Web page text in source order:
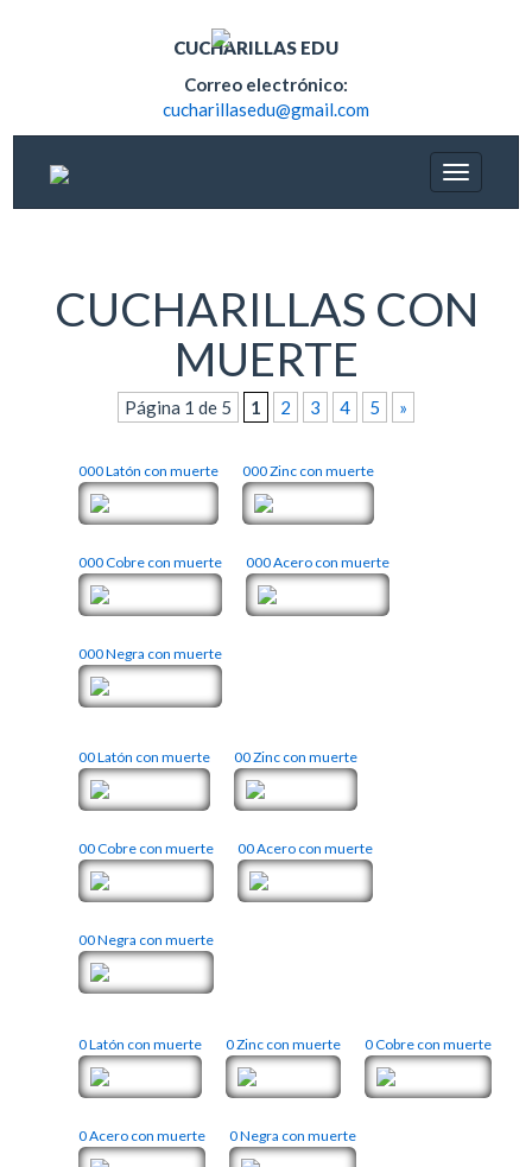
CUCHARILLAS EDU
Correo electrónico:
cucharillasedu@gmail.com
CUCHARILLAS CON
MUERTE
Página 1 de 5 1 2 3 4 5 »
000 Latón con muerte 000 Zinc con muerte
000 Cobre con muerte 000 Acero con muerte
000 Negra con muerte
00 Latón con muerte 00 Zinc con muerte
00 Cobre con muerte 00 Acero con muerte
00 Negra con muerte
0 Latón con muerte 0 Zinc con muerte 0 Cobre con muerte
0 Acero con muerte 0 Negra con muerte